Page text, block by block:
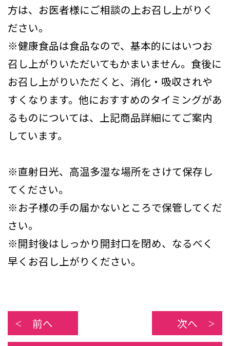
方は、お医者様にご相談の上お召し上がりく
ださい。
※健康食品は食品なので、基本的にはいつお
召し上がりいただいてもかまいません。食後に
お召し上がりいただくと、消化・吸収されや
すくなります。他におすすめのタイミングがあ
るものについては、上記商品詳細にてご案内
しています。
※直射日光、高温多湿な場所をさけて保存し
てください。
※お子様の手の届かないところで保管してくだ
さい。
※開封後はしっかり開封口を閉め、なるべく
早くお召し上がりください。
前へ 次へ